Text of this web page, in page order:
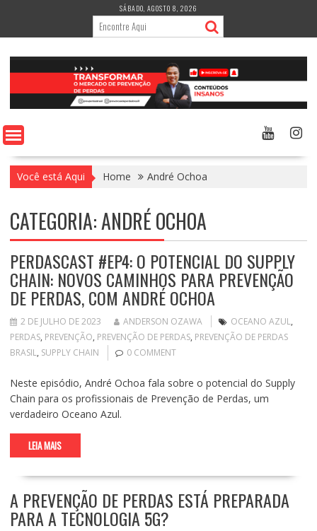
content
SÁBADO, AGOSTO 8, 2026
Você está Aqui Home André Ochoa
CATEGORIA:ANDRÉ OCHOA
PERDASCAST #EP4: O POTENCIAL DO SUPPLY
CHAIN: NOVOS CAMINHOS PARA PREVENÇÃO
DE PERDAS, COM ANDRÉ OCHOA
2 DE JULHO DE 2023 ANDERSON OZAWA OCEANO AZUL,
PERDAS, PREVENÇÃO, PREVENÇÃO DE PERDAS, PREVENÇÃO DE PERDAS
BRASIL, SUPPLY CHAIN 0 COMMENT
Neste episódio, André Ochoa fala sobre o potencial do Supply
Chain para os profissionais de Prevenção de Perdas, um
verdadeiro Oceano Azul.
LEIA MAIS
A PREVENÇÃO DE PERDAS ESTÁ PREPARADA
PARA A TECNOLOGIA 5G?